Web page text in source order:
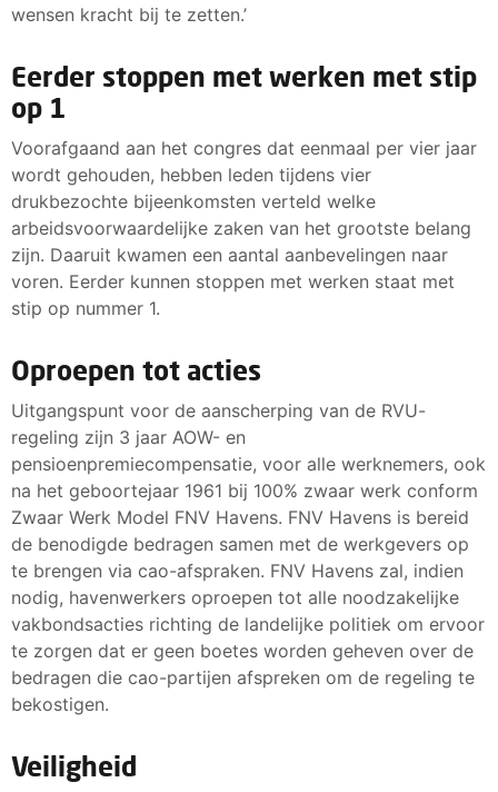
wensen kracht bij te zetten.’
Eerder stoppen met werken met stip
op 1
Voorafgaand aan het congres dat eenmaal per vier jaar
wordt gehouden, hebben leden tijdens vier
drukbezochte bijeenkomsten verteld welke
arbeidsvoorwaardelijke zaken van het grootste belang
zijn. Daaruit kwamen een aantal aanbevelingen naar
voren. Eerder kunnen stoppen met werken staat met
stip op nummer 1.
Oproepen tot acties
Uitgangspunt voor de aanscherping van de RVU-
regeling zijn 3 jaar AOW- en
pensioenpremiecompensatie, voor alle werknemers, ook
na het geboortejaar 1961 bij 100% zwaar werk conform
Zwaar Werk Model FNV Havens. FNV Havens is bereid
de benodigde bedragen samen met de werkgevers op
te brengen via cao-afspraken. FNV Havens zal, indien
nodig, havenwerkers oproepen tot alle noodzakelijke
vakbondsacties richting de landelijke politiek om ervoor
te zorgen dat er geen boetes worden geheven over de
bedragen die cao-partijen afspreken om de regeling te
bekostigen.
Veiligheid